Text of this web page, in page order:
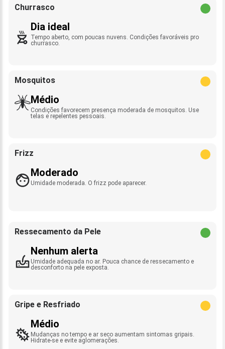
Churrasco
Dia ideal
Tempo aberto, com poucas nuvens. Condições favoráveis pro
churrasco.
Mosquitos
Médio
Condições favorecem presença moderada de mosquitos. Use
telas e repelentes pessoais.
Frizz
Moderado
Umidade moderada. O frizz pode aparecer.
Ressecamento da Pele
Nenhum alerta
Umidade adequada no ar. Pouca chance de ressecamento e
desconforto na pele exposta.
Gripe e Resfriado
Médio
Mudanças no tempo e ar seco aumentam sintomas gripais.
Hidrate-se e evite aglomerações.